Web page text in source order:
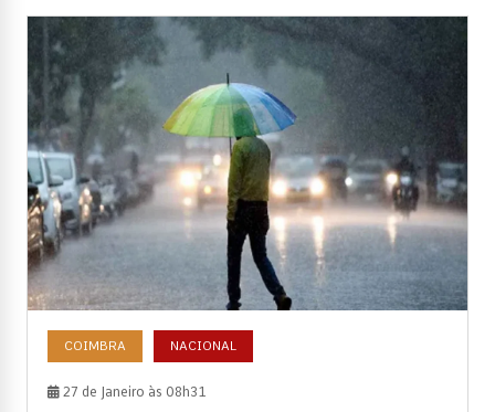
COIMBRA NACIONAL
27 de Janeiro às 08h31